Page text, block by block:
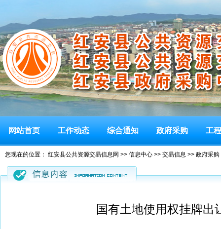
网站首页 工作动态 综合通知 政府采购 工
您现在的位置： 红安县公共资源交易信息网 >> 信息中心 >> 交易信息 >> 政府采购
国有土地使用权挂牌出